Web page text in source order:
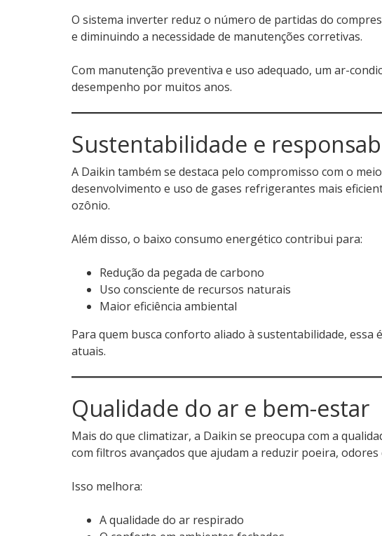
O sistema inverter reduz o número de partidas do
e diminuindo a necessidade de manutenções corretivas.
Com manutenção preventiva e uso adequado, um ar-
desempenho por muitos anos.
Sustentabilidade e
A Daikin também se destaca pelo compromisso com o
desenvolvimento e uso de gases refrigerantes mais
ozônio.
Além disso, o baixo consumo energético contribui para:
Redução da pegada de carbono
Uso consciente de recursos naturais
Maior eficiência ambiental
Para quem busca conforto aliado à sustentabilidade, essa
atuais.
Qualidade do ar e bem-estar
Mais do que climatizar, a Daikin se preocupa com a
com filtros avançados que ajudam a reduzir poeira, odores
Isso melhora:
A qualidade do ar respirado